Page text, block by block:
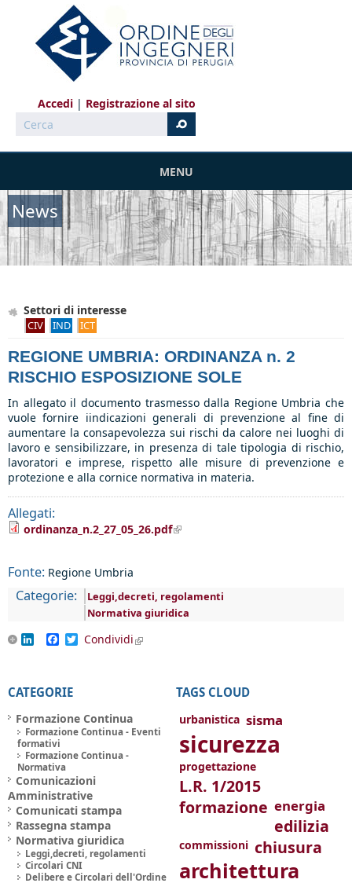
Salta al contenuto principale
Accedi
Registrazione al sito
Cerca
MENU
News
Settori di interesse
CIV IND ICT
REGIONE UMBRIA: ORDINANZA n. 2
RISCHIO ESPOSIZIONE SOLE
In allegato il documento trasmesso dalla Regione Umbria che
vuole fornire iindicazioni generali di prevenzione al fine di
aumentare la consapevolezza sui rischi da calore nei luoghi di
lavoro e sensibilizzare, in presenza di tale tipologia di rischio,
lavoratori e imprese, rispetto alle misure di prevenzione e
protezione e alla cornice normativa in materia.
Allegati:
ordinanza_n.2_27_05_26.pdf(link is external)
Fonte: Regione Umbria
Categorie:
Leggi,decreti, regolamenti
Normativa giuridica
LinkedInFacebook
Twitter
Condividi(link is external)
CATEGORIE
Formazione Continua
Formazione Continua - Eventi
formativi
Formazione Continua -
Normativa
Comunicazioni
Amministrative
Comunicati stampa
Rassegna stampa
Normativa giuridica
Leggi,decreti, regolamenti
Circolari CNI
Delibere e Circolari dell'Ordine
TAGS CLOUD
urbanistica sisma
sicurezza
progettazione
L.R. 1/2015
formazione energia
edilizia
commissioni chiusura
architettura